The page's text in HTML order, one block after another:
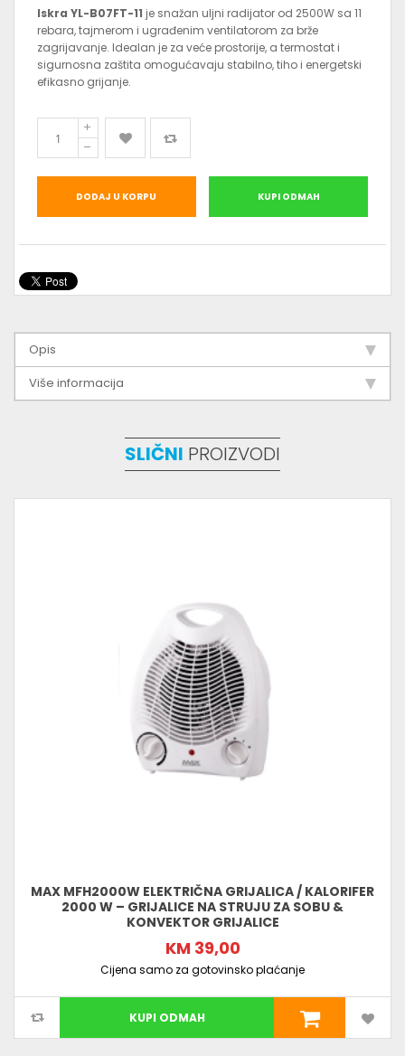
Iskra YL-B07FT-11 je snažan uljni radijator od 2500W sa 11
rebara, tajmerom i ugrađenim ventilatorom za brže
zagrijavanje. Idealan je za veće prostorije, a termostat i
sigurnosna zaštita omogućavaju stabilno, tiho i energetski
efikasno grijanje.
DODAJ U KORPU KUPI ODMAH
Opis
Više informacija
SLIČNI PROIZVODI
MAX MFH2000W ELEKTRIČNA GRIJALICA / KALORIFER
2000 W – GRIJALICE NA STRUJU ZA SOBU &
KONVEKTOR GRIJALICE
KM 39,00
Cijena samo za gotovinsko plaćanje
KUPI ODMAH